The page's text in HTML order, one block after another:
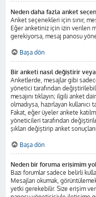
Neden daha fazla anket
Anket seçenekleri için sınır,
Eğer anketiniz için izin verilen
gerekiyorsa, mesaj panosu
Başa dön
Bir anketi nasıl değiştirir
Anketlerde, mesajlar gibi
yönetici tarafından
mesajını tıklayın; ilgili anket
olmadıysa, hazırlayan
Fakat, eğer üyeler ankete
yöneticileri tarafından
şıkları değiştirip anket
Başa dön
Neden bir foruma erişimim
Bazı forumlar sadece belirli
Mesajları okumak,
yetki gerekebilir. Size erişim